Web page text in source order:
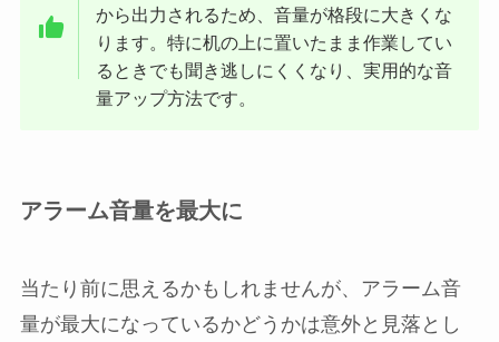
から出力されるため、音量が格段に大きくな
ります。特に机の上に置いたまま作業してい
るときでも聞き逃しにくくなり、実用的な音
量アップ方法です。
アラーム音量を最大に
当たり前に思えるかもしれませんが、アラーム音
量が最大になっているかどうかは意外と見落とし